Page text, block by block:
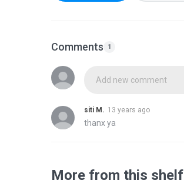
Comments 1
Add new comment
siti M. 13 years ago
thanx ya
More from this shelf